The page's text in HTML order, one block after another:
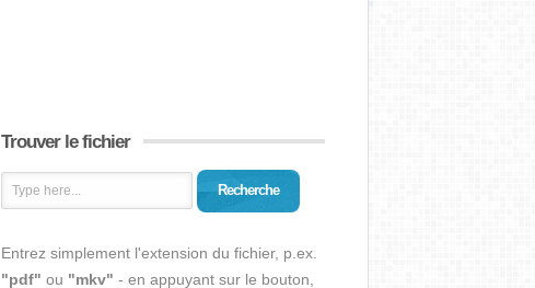
Trouver le fichier
Recherche
Entrez simplement l'extension du fichier, p.ex.
"pdf" ou "mkv" - en appuyant sur le bouton,